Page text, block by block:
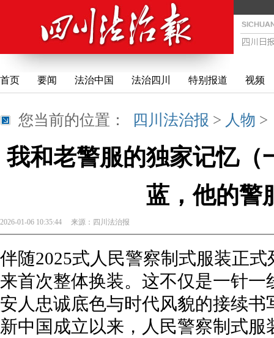
首页 要闻 法治中国 法治四川 特别报道 视频
您当前的位置： 四川法治报 > 人物
我和老警服的独家记忆（
蓝，他的警
2026-01-06 10:35:44 来源： 四川法治报
伴随2025式人民警察制式服装正
来首次整体换装。这不仅是一针
安人忠诚底色与时代风貌的接续书
新中国成立以来，人民警察制式